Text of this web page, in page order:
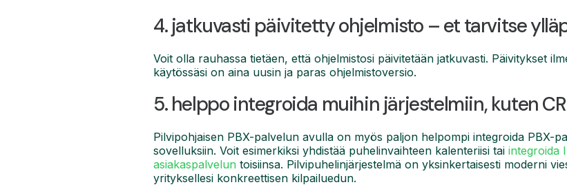
4. jatkuvasti päivitetty ohjelmisto – et tarvitse
Voit olla rauhassa tietäen, että ohjelmistosi päivitetään jatkuvasti. Päivitykset
käytössäsi on aina uusin ja paras ohjelmistoversio.
5. helppo integroida muihin järjestelmiin, kuten
Pilvipohjaisen PBX-palvelun avulla on myös paljon helpompi integroida PBX-
sovelluksiin. Voit esimerkiksi yhdistää puhelinvaihteen kalenteriisi tai integroida
asiakaspalvelun toisiinsa. Pilvipuhelinjärjestelmä on yksinkertaisesti moderni
yrityksellesi konkreettisen kilpailuedun.